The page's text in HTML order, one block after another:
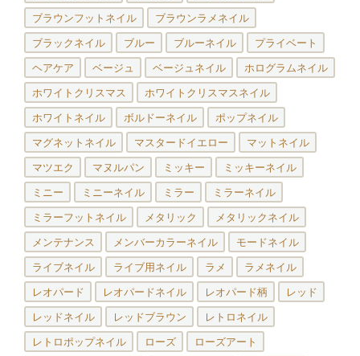
ブラウンフットネイル ブラウンラメネイル
ブラックネイル ブルー ブルーネイル プライベート
ヘアケア ベージュ ベージュネイル ホログラムネイル
ホワイトクリスマス ホワイトクリスマスネイル
ホワイトネイル ボルドーネイル ポップネイル
マグネットネイル マスタードイエロー マットネイル
マツエク マヌルパン ミッキー ミッキーネイル
ミニー ミニーネイル ミラー ミラーネイル
ミラーフットネイル メタリック メタリックネイル
メンテナンス メンバーカラーネイル モードネイル
ライブネイル ライブ用ネイル ラメ ラメネイル
レオパード レオパードネイル レオパード柄 レッド
レッドネイル レッドブラウン レトロネイル
レトロポップネイル ローズ ローズアート